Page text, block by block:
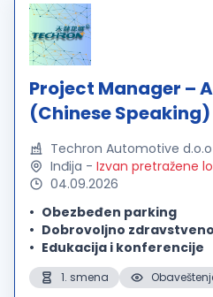
Project Manager –
(Chinese Speaking)
Techron Automotive d.o.o
Inđija - Izvan pretražene
04.09.2026
Obezbeđen parking
Dobrovoljno
Edukacija i konferencije
1. smena